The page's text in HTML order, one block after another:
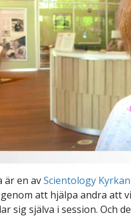
är en avScientology
att hjälpa andra att
sig själva i session. Och